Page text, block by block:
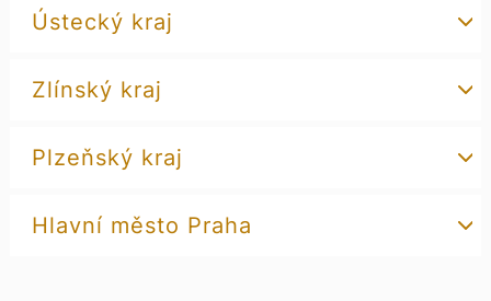
Ústecký kraj
Zlínský kraj
Plzeňský kraj
Hlavní město Praha